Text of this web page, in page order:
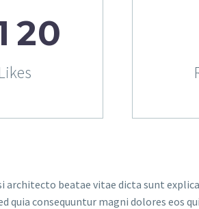
20
Likes
architecto beatae vitae dicta sunt
quia consequuntur magni dolores eos